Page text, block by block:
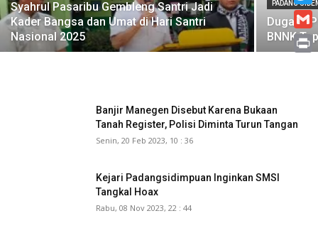
Syahrul Pasaribu Gembleng Santri Jadi
Kader Bangsa dan Umat di Hari Santri
Nasional 2025
PADANG
Dugaan
BNNK
Banjir Manegen Disebut Karena Bukaan
Tanah Register, Polisi Diminta Turun Tangan
Senin, 20 Feb 2023, 10 : 36
Kejari Padangsidimpuan Inginkan SMSI
Tangkal Hoax
Rabu, 08 Nov 2023, 22 : 44